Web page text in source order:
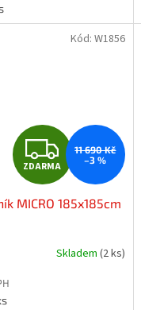
Z
D
A
R
ZDARMA
11 690 Kč
–3 %
MICRO 185x185cm
Skladem (2 ks)
Kód: W1856